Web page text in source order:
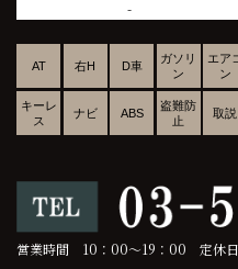
-
AT 右H D車
ガソリ
ン
エア
ン
キーレ
ス
ナビ ABS
盗難防
止
取説
営業時間 10：00～19：00 定休日